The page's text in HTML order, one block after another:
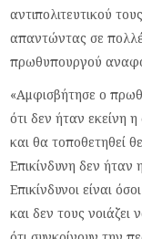
αντιπολιτευτικού
απαντώντας σε
πρωθυπουργού
«Αμφισβήτησε ο
ότι δεν ήταν εκείνη
και θα τοποθετηθεί
Επικίνδυνη δεν
Επικίνδυνοι είναι
και δεν τους